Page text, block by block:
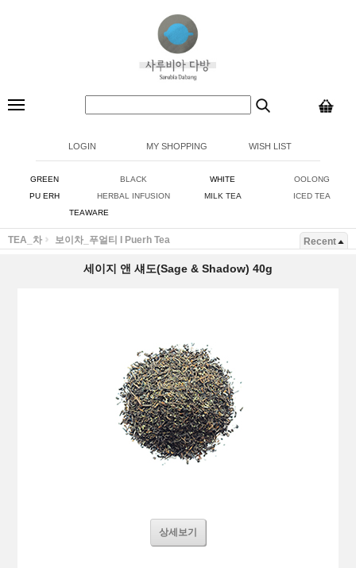
LOGIN MY SHOPPING WISH LIST
GREEN BLACK WHITE
OOLONG
PU ERH
HERBAL INFUSION MILK TEA
ICED TEA
TEAWARE
TEA_차 보이차_푸얼티 I Puerh Tea Recent
세이지 앤 섀도(Sage & Shadow) 40g
상세보기